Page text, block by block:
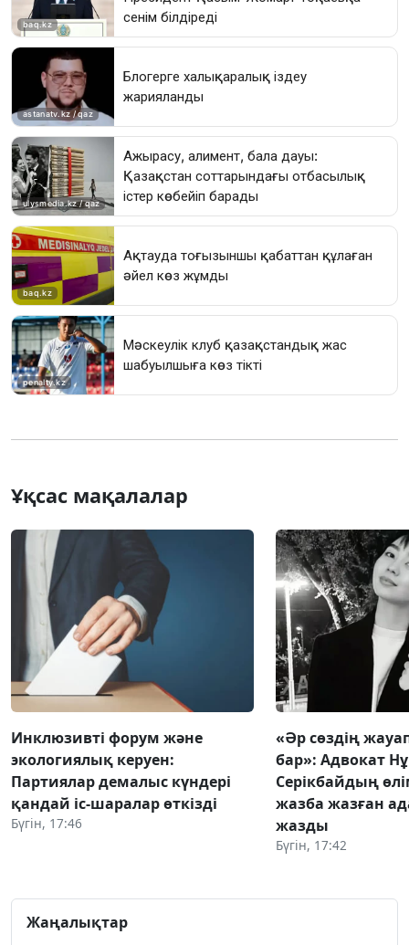
Ұқсас мақалалар
Инклюзивті форум және
экологиялық керуен:
Партиялар демалыс күндері
қандай іс-шаралар өткізді
Бүгін, 17:46
«Әр сөздің
бар»: Адвокат
Серікбайдың
жазба жазған
жазды
Бүгін, 17:42
Жаңалықтар